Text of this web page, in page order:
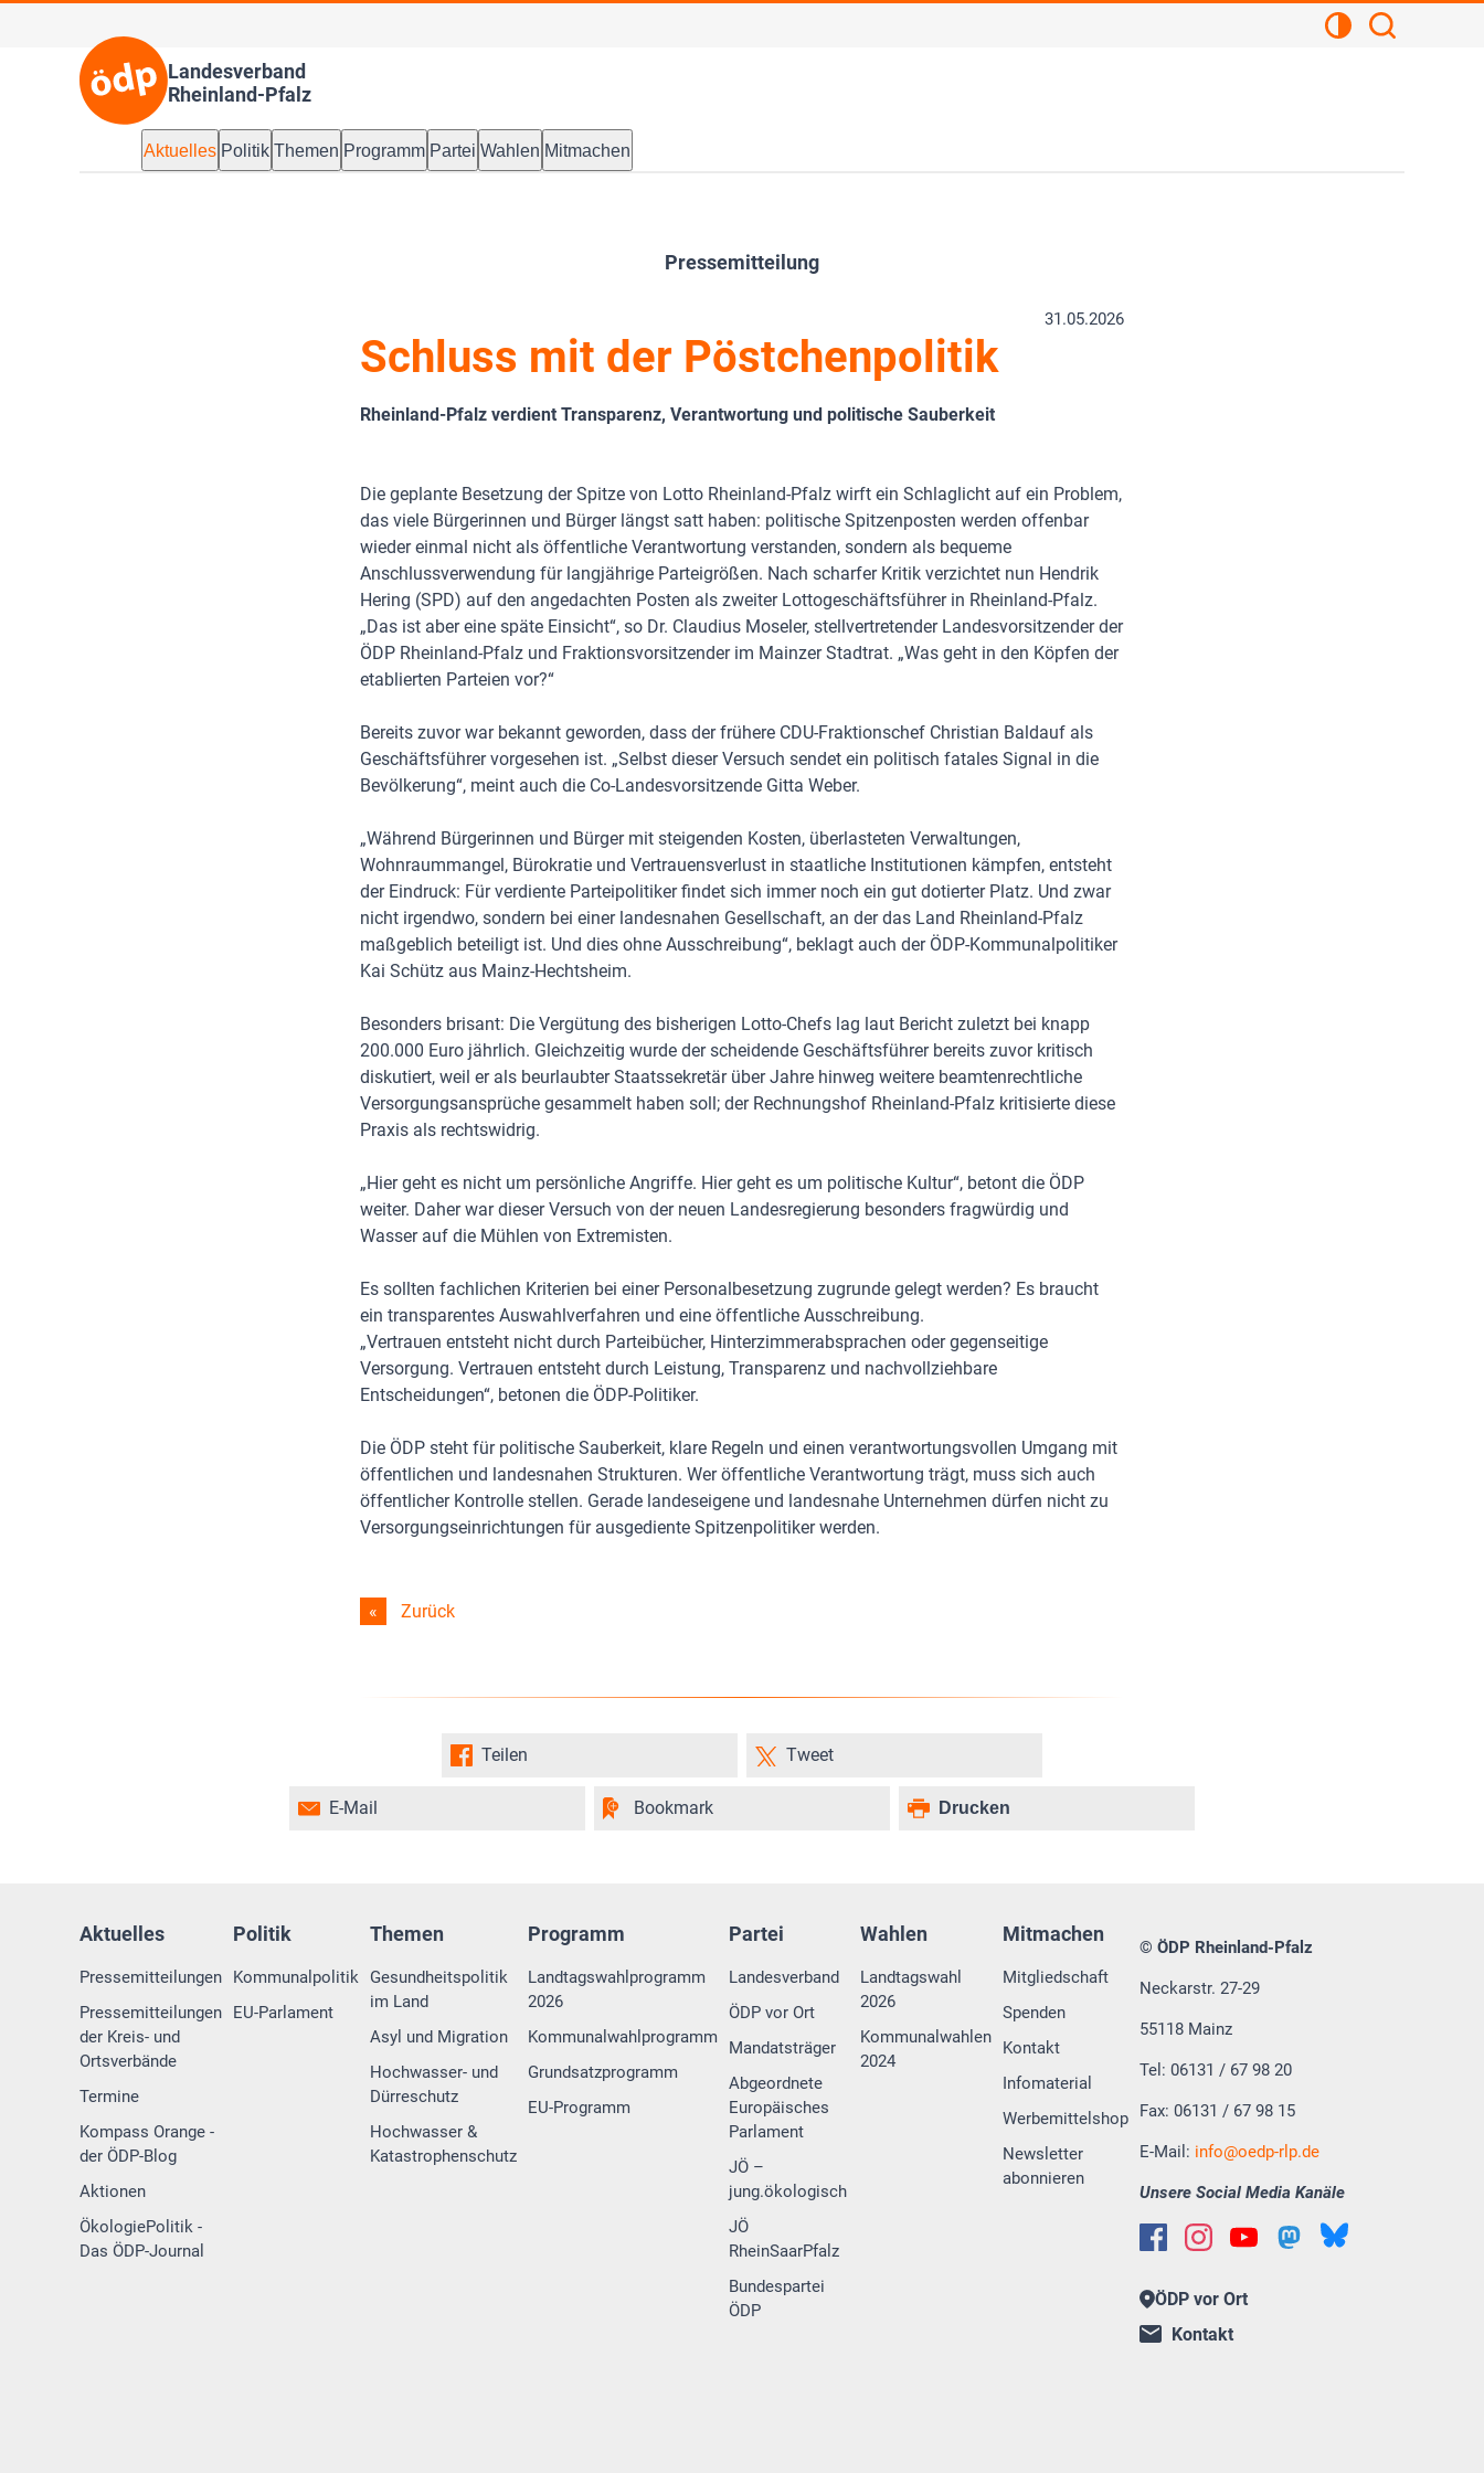
Landesverband
Rheinland-Pfalz
Kontrastansicht
Aktuelles Politik Themen Programm Partei Wahlen Mitmachen
Pressemitteilung
31.05.2026
Schluss mit der Pöstchenpolitik
Rheinland-Pfalz verdient Transparenz, Verantwortung und politische Sauberkeit
Die geplante Besetzung der Spitze von Lotto Rheinland-Pfalz wirft ein Schlaglicht auf ein Problem,
das viele Bürgerinnen und Bürger längst satt haben: politische Spitzenposten werden offenbar
wieder einmal nicht als öffentliche Verantwortung verstanden, sondern als bequeme
Anschlussverwendung für langjährige Parteigrößen. Nach scharfer Kritik verzichtet nun Hendrik
Hering (SPD) auf den angedachten Posten als zweiter Lottogeschäftsführer in Rheinland-Pfalz.
„Das ist aber eine späte Einsicht“, so Dr. Claudius Moseler, stellvertretender Landesvorsitzender der
ÖDP Rheinland-Pfalz und Fraktionsvorsitzender im Mainzer Stadtrat. „Was geht in den Köpfen der
etablierten Parteien vor?“
Bereits zuvor war bekannt geworden, dass der frühere CDU-Fraktionschef Christian Baldauf als
Geschäftsführer vorgesehen ist. „Selbst dieser Versuch sendet ein politisch fatales Signal in die
Bevölkerung“, meint auch die Co-Landesvorsitzende Gitta Weber.
„Während Bürgerinnen und Bürger mit steigenden Kosten, überlasteten Verwaltungen,
Wohnraummangel, Bürokratie und Vertrauensverlust in staatliche Institutionen kämpfen, entsteht
der Eindruck: Für verdiente Parteipolitiker findet sich immer noch ein gut dotierter Platz. Und zwar
nicht irgendwo, sondern bei einer landesnahen Gesellschaft, an der das Land Rheinland-Pfalz
maßgeblich beteiligt ist. Und dies ohne Ausschreibung“, beklagt auch der ÖDP-Kommunalpolitiker
Kai Schütz aus Mainz-Hechtsheim.
Besonders brisant: Die Vergütung des bisherigen Lotto-Chefs lag laut Bericht zuletzt bei knapp
200.000 Euro jährlich. Gleichzeitig wurde der scheidende Geschäftsführer bereits zuvor kritisch
diskutiert, weil er als beurlaubter Staatssekretär über Jahre hinweg weitere beamtenrechtliche
Versorgungsansprüche gesammelt haben soll; der Rechnungshof Rheinland-Pfalz kritisierte diese
Praxis als rechtswidrig.
„Hier geht es nicht um persönliche Angriffe. Hier geht es um politische Kultur“, betont die ÖDP
weiter. Daher war dieser Versuch von der neuen Landesregierung besonders fragwürdig und
Wasser auf die Mühlen von Extremisten.
Es sollten fachlichen Kriterien bei einer Personalbesetzung zugrunde gelegt werden? Es braucht
ein transparentes Auswahlverfahren und eine öffentliche Ausschreibung.
„Vertrauen entsteht nicht durch Parteibücher, Hinterzimmerabsprachen oder gegenseitige
Versorgung. Vertrauen entsteht durch Leistung, Transparenz und nachvollziehbare
Entscheidungen“, betonen die ÖDP-Politiker.
Die ÖDP steht für politische Sauberkeit, klare Regeln und einen verantwortungsvollen Umgang mit
öffentlichen und landesnahen Strukturen. Wer öffentliche Verantwortung trägt, muss sich auch
öffentlicher Kontrolle stellen. Gerade landeseigene und landesnahe Unternehmen dürfen nicht zu
Versorgungseinrichtungen für ausgediente Spitzenpolitiker werden.
Zurück
Teilen Tweet
E-Mail Bookmark Drucken
Aktuelles
Pressemitteilungen
Pressemitteilungen
der Kreis- und
Ortsverbände
Termine
Kompass Orange -
der ÖDP-Blog
Aktionen
ÖkologiePolitik -
Das ÖDP-Journal
Politik
Kommunalpolitik
EU-Parlament
Themen
Gesundheitspolitik
im Land
Asyl und Migration
Hochwasser- und
Dürreschutz
Hochwasser &
Katastrophenschutz
Programm
Landtagswahlprogramm
2026
Kommunalwahlprogramm
Grundsatzprogramm
EU-Programm
Partei
Landesverband
ÖDP vor Ort
Mandatsträger
Abgeordnete
Europäisches
Parlament
JÖ –
jung.ökologisch
JÖ
RheinSaarPfalz
Bundespartei
ÖDP
Wahlen
Landtagswahl
2026
Kommunalwahlen
2024
Mitmachen
Mitgliedschaft
Spenden
Kontakt
Infomaterial
Werbemittelshop
Newsletter
abonnieren
© ÖDP Rheinland-Pfalz
Neckarstr. 27-29
55118 Mainz
Tel: 06131 / 67 98 20
Fax: 06131 / 67 98 15
E-Mail: info oedp-rlp.de
Unsere Social Media Kanäle
ÖDP vor Ort
Kontakt